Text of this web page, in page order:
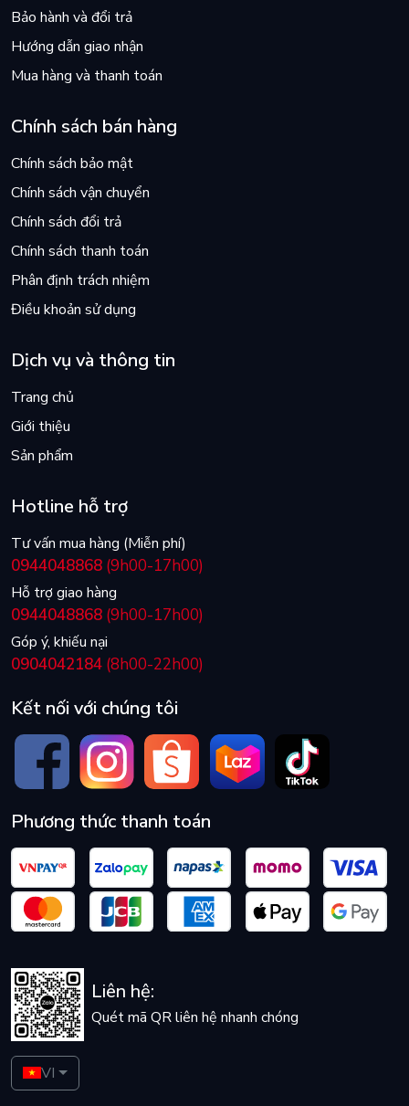
Bảo hành và đổi trả
Hướng dẫn giao nhận
Mua hàng và thanh toán
Chính sách bán hàng
Chính sách bảo mật
Chính sách vận chuyển
Chính sách đổi trả
Chính sách thanh toán
Phân định trách nhiệm
Điều khoản sử dụng
Dịch vụ và thông tin
Trang chủ
Giới thiệu
Sản phẩm
Hotline hỗ trợ
Tư vấn mua hàng (Miễn phí)
0944048868 (9h00-17h00)
Hỗ trợ giao hàng
0944048868 (9h00-17h00)
Góp ý, khiếu nại
0904042184 (8h00-22h00)
Kết nối với chúng tôi
Phương thức thanh toán
Liên hệ:
Quét mã QR liên hệ nhanh chóng
VI